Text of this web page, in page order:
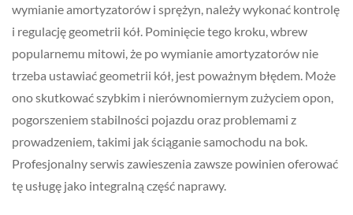
wymianie amortyzatorów i sprężyn, należy wykonać kontrolę
i regulację geometrii kół. Pominięcie tego kroku, wbrew
popularnemu mitowi, że po wymianie amortyzatorów nie
trzeba ustawiać geometrii kół, jest poważnym błędem. Może
ono skutkować szybkim i nierównomiernym zużyciem opon,
pogorszeniem stabilności pojazdu oraz problemami z
prowadzeniem, takimi jak ściąganie samochodu na bok.
Profesjonalny serwis zawieszenia zawsze powinien oferować
tę usługę jako integralną część naprawy.